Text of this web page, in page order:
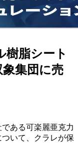
樹脂シート
集団に売
ある可楽麗亜克力
ついて、クラレが保